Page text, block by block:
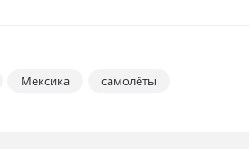
Мексика самолёты